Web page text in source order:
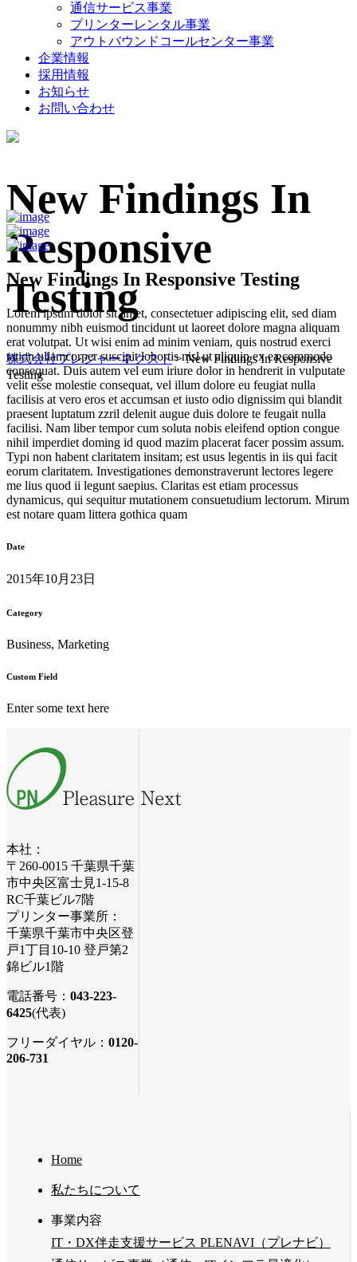
通信サービス事業
プリンターレンタル事業
アウトバウンドコールセンター事業
企業情報
採用情報
お知らせ
お問い合わせ
New Findings In
Responsive
Testing
株式会社プレジャーネクスト>New Findings In Responsive
Testing
New Findings In Responsive Testing
Lorem ipsum dolor sit amet, consectetuer adipiscing elit, sed diam
nonummy nibh euismod tincidunt ut laoreet dolore magna aliquam
erat volutpat. Ut wisi enim ad minim veniam, quis nostrud exerci
tation ullamcorper suscipit lobortis nisl ut aliquip ex ea commodo
consequat. Duis autem vel eum iriure dolor in hendrerit in vulputate
velit esse molestie consequat, vel illum dolore eu feugiat nulla
facilisis at vero eros et accumsan et iusto odio dignissim qui blandit
praesent luptatum zzril delenit augue duis dolore te feugait nulla
facilisi. Nam liber tempor cum soluta nobis eleifend option congue
nihil imperdiet doming id quod mazim placerat facer possim assum.
Typi non habent claritatem insitam; est usus legentis in iis qui facit
eorum claritatem. Investigationes demonstraverunt lectores legere
me lius quod ii legunt saepius. Claritas est etiam processus
dynamicus, qui sequitur mutationem consuetudium lectorum. Mirum
est notare quam littera gothica quam
Date
2015年10月23日
Category
Business, Marketing
Custom Field
Enter some text here
本社：
〒260-0015 千葉県千葉
市中央区富士見1-15-8
RC千葉ビル7階
プリンター事業所：
千葉県千葉市中央区登
戸1丁目10-10 登戸第2
錦ビル1階
電話番号： 043-223-
6425(代表)
フリーダイヤル： 0120-
206-731
Home
私たちについて
事業内容
IT・DX伴走支援サービス PLENAVI（プレナビ）